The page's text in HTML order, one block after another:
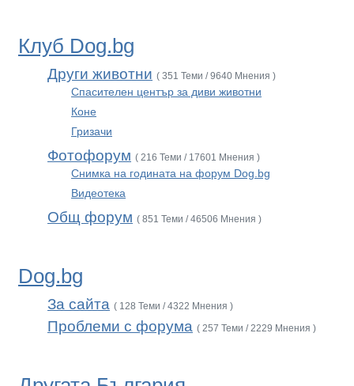
Клуб Dog.bg
Други животни ( 351 Теми / 9640 Мнения )
Спасителен център за диви животни
Коне
Гризачи
Фотофорум ( 216 Теми / 17601 Мнения )
Снимка на годината на форум Dog.bg
Видеотека
Общ форум ( 851 Теми / 46506 Мнения )
Dog.bg
За сайта ( 128 Теми / 4322 Мнения )
Проблеми с форума ( 257 Теми / 2229 Мнения )